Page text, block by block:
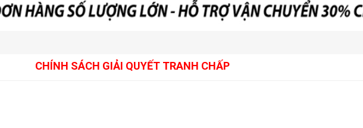
CHÍNH SÁCH GIẢI QUYẾT TRANH CHẤP